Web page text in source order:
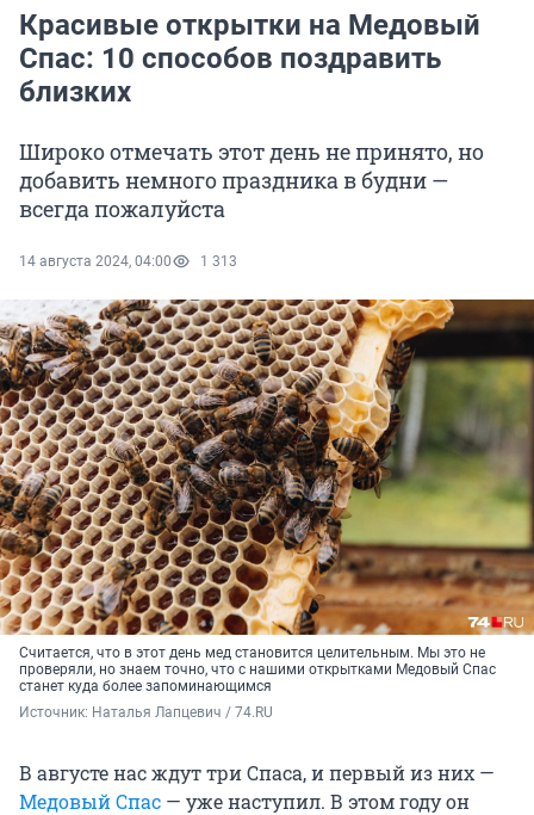
Красивые открытки на Медовый
Спас: 10 способов поздравить
близких
Широко отмечать этот день не принято, но
добавить немного праздника в будни —
всегда пожалуйста
14 августа 2024, 04:00 1 313
Считается, что в этот день мед становится целительным. Мы это не
проверяли, но знаем точно, что с нашими открытками Медовый Спас
станет куда более запоминающимся
Источник: Наталья Лапцевич / 74.RU
В августе нас ждут три Спаса, и первый из них —
Медовый Спас — уже наступил. В этом году он